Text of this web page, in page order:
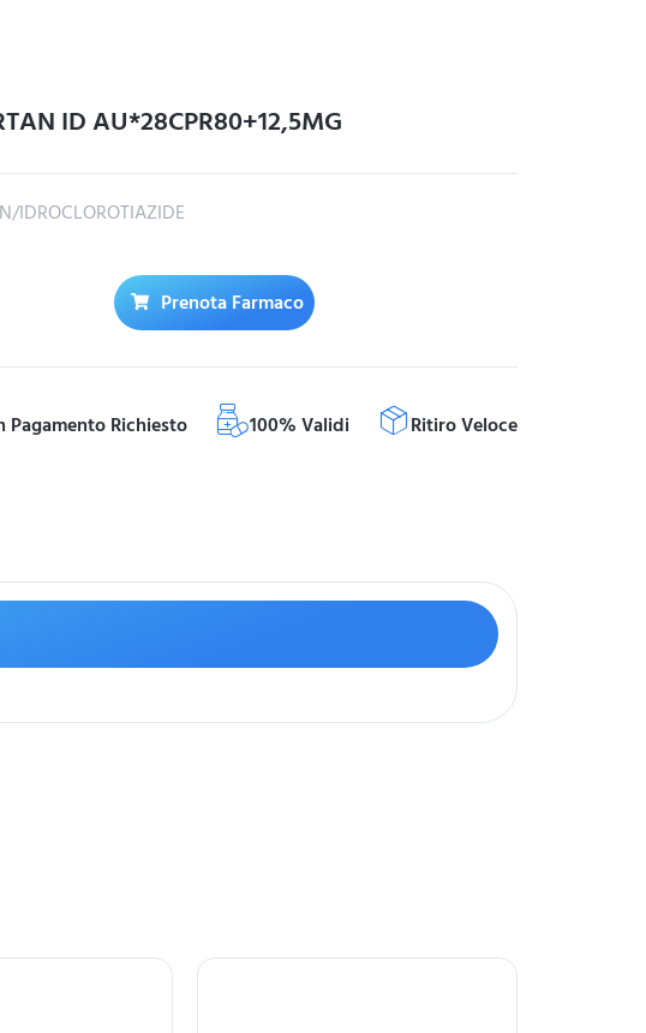
ID AU*28CPR80+12,5MG
IDROCLOROTIAZIDE
Prenota Farmaco
Pagamento Richiesto 100% Validi Ritiro Veloce